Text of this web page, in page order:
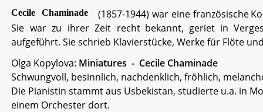
Cecile Chaminade (1857-1944) war eine französische
Sie war zu ihrer Zeit recht bekannt, geriet in
aufgeführt. Sie schrieb Klavierstücke, Werke für Flöte
Olga Kopylova: Miniatures  -  Cecile Chaminade
Schwungvoll, besinnlich, nachdenklich, fröhlich,
Die Pianistin stammt aus Usbekistan, studierte u.a. in
einem Orchester dort.